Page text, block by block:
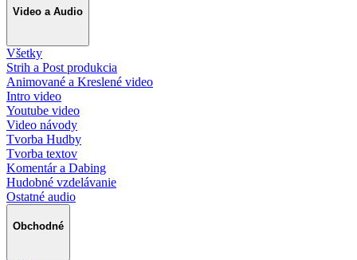
Video a Audio
Všetky
Strih a Post produkcia
Animované a Kreslené video
Intro video
Youtube video
Video návody
Tvorba Hudby
Tvorba textov
Komentár a Dabing
Hudobné vzdelávanie
Ostatné audio
Obchodné